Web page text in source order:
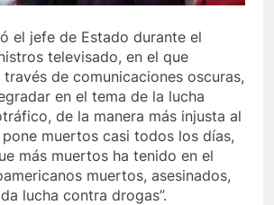
Jesús Vides
abusó sexualmente de niña de 13
el jefe de Estado durante el
televisado, en el que
de comunicaciones oscuras,
en el tema de la lucha
de la manera más injusta al
muertos casi todos los días,
más muertos ha tenido en el
muertos, asesinados,
lucha contra drogas”.